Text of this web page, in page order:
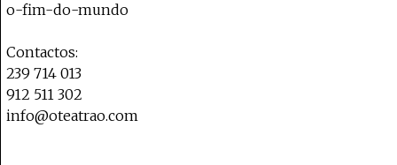
o-fim-do-mundo
Contactos:
239 714 013
912 511 302
info@oteatrao.com